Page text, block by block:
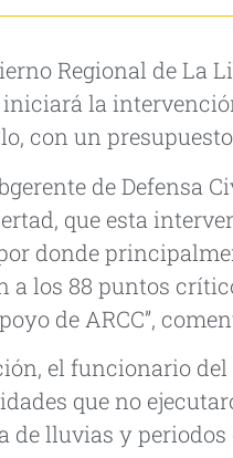
Regional de La
la
con un
de Defensa
que esta
donde
a los 88 puntos
de ARCC”,
el funcionario
que no
de lluvias y